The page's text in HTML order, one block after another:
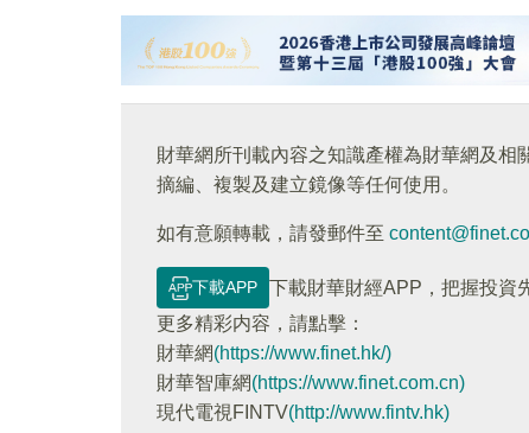
財華網所刊載內容之知識產權為財華網及相
摘編、複製及建立鏡像等任何使用。
如有意願轉載，請發郵件至
下載APP
下載財華財經APP，把握投資
更多精彩内容，請點擊：
財華網(https://www.finet.hk/)
財華智庫網(https://www.finet.com.cn)
現代電視FINTV(http://www.fintv.hk)